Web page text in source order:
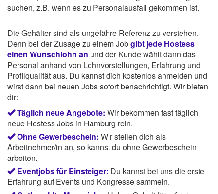
suchen, z.B. wenn es zu Personalausfall gekommen ist.
Die Gehälter sind als ungefähre Referenz zu verstehen.
Denn bei der Zusage zu einem Jobgibt jede Hostess
einen Wunschlohn an und der Kunde wählt dann das
Personal anhand von Lohnvorstellungen, Erfahrung und
Profilqualität aus. Du kannst dich kostenlos anmelden und
wirst dann bei neuen Jobs sofort benachrichtigt. Wir bieten
dir:
Täglich neue Angebote: Wir bekommen fast täglich
neue Hostess Jobs in Hamburg rein.
Ohne Gewerbeschein: Wir stellen dich als
Arbeitnehmer/in an, so kannst du ohne Gewerbeschein
arbeiten.
Eventjobs für Einsteiger: Du kannst bei uns die erste
Erfahrung auf Events und Kongresse sammeln.